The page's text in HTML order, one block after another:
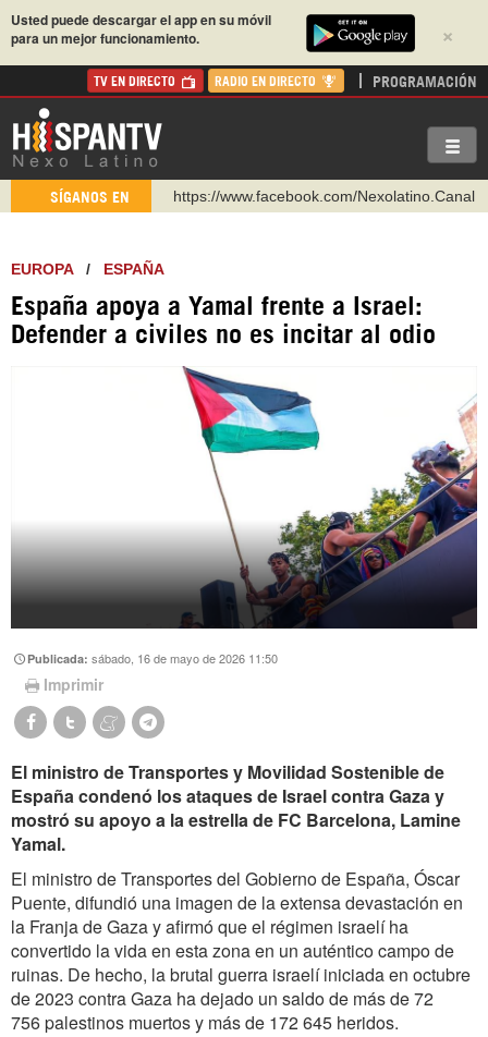
×
Usted puede descargar el app en su móvil
para un mejor funcionamiento.
TV EN DIRECTO RADIO EN DIRECTO PROGRAMACIÓN
SÍGANOS EN
https://www.facebook.com/Nexolatino.Canal
https://t.me/hispantvcanal
https://urmedium.com/c/hispantv
Instagram como: hispan_tv
EUROPA/ ESPAÑA
España apoya a Yamal frente a Israel:
Defender a civiles no es incitar al odio
Publicada:sábado, 16 de mayo de 2026 11:50
Imprimir
El ministro de Transportes y Movilidad Sostenible de
España condenó los ataques de Israel contra Gaza y
mostró su apoyo a la estrella de FC Barcelona, Lamine
Yamal.
El ministro de Transportes del Gobierno de España, Óscar
Puente, difundió una imagen de la extensa devastación en
la Franja de Gaza y afirmó que el régimen israelí ha
convertido la vida en esta zona en un auténtico campo de
ruinas. De hecho, la brutal guerra israelí iniciada en octubre
de 2023 contra Gaza ha dejado un saldo de más de 72
756 palestinos muertos y más de 172 645 heridos.